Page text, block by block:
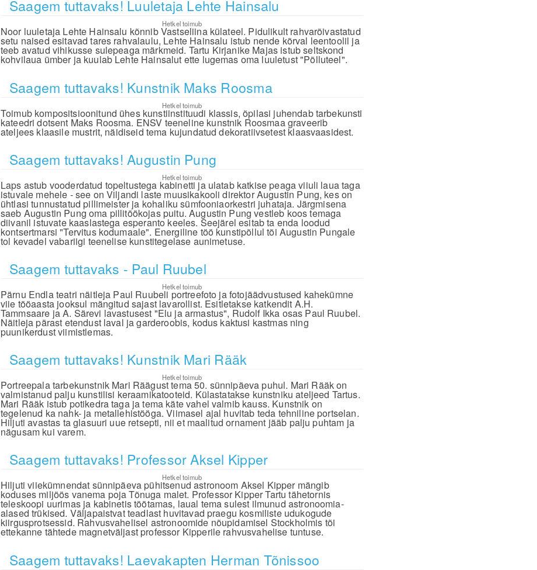
Saagem tuttavaks! Luuletaja Lehte Hainsalu
Hetkel toimub
Noor luuletaja Lehte Hainsalu kõnnib Vastseliina külateel. Pidulikult rahvarõivastatud
setu naised esitavad tares rahvalaulu, Lehte Hainsalu istub nende kõrval leentoolil ja
teeb avatud vihikusse sulepeaga märkmeid. Tartu Kirjanike Majas istub seltskond
kohvilaua ümber ja kuulab Lehte Hainsalut ette lugemas oma luuletust "Põlluteel".
Saagem tuttavaks! Kunstnik Maks Roosma
Hetkel toimub
Toimub kompositsioonitund ühes kunstiinstituudi klassis, õpilasi juhendab tarbekunsti
kateedri dotsent Maks Roosma. ENSV teeneline kunstnik Roosmaa graveerib
ateljees klaasile mustrit, näidiseid tema kujundatud dekoratiivsetest klaasvaasidest.
Saagem tuttavaks! Augustin Pung
Hetkel toimub
Laps astub vooderdatud topeltustega kabinetti ja ulatab katkise peaga viiuli laua taga
istuvale mehele - see on Viljandi laste muusikakooli direktor Augustin Pung, kes on
ühtlasi tunnustatud pillimeister ja kohaliku sümfooniaorkestri juhataja. Järgmisena
saeb Augustin Pung oma pillitöökojas puitu. Augustin Pung vestleb koos temaga
diivanil istuvate kaaslastega esperanto keeles. Seejärel esitab ta enda loodud
kontsertmarsi "Tervitus kodumaale". Energiline töö kunstipõllul tõi Augustin Pungale
tol kevadel vabariigi teenelise kunstitegelase aunimetuse.
Saagem tuttavaks - Paul Ruubel
Hetkel toimub
Pärnu Endla teatri näitleja Paul Ruubeli portreefoto ja fotojäädvustused kahekümne
viie tööaasta jooksul mängitud sajast lavarollist. Esitletakse katkendit A.H.
Tammsaare ja A. Särevi lavastusest "Elu ja armastus", Rudolf Ikka osas Paul Ruubel.
Näitleja pärast etendust laval ja garderoobis, kodus kaktusi kastmas ning
puunikerdust viimistlemas.
Saagem tuttavaks! Kunstnik Mari Rääk
Hetkel toimub
Portreepala tarbekunstnik Mari Räägust tema 50. sünnipäeva puhul. Mari Rääk on
valmistanud palju kunstilisi keraamikatooteid. Külastatakse kunstniku ateljeed Tartus.
Mari Rääk istub potikedra taga ja tema käte vahel valmib kauss. Kunstnik on
tegelenud ka nahk- ja metallehistööga. Viimasel ajal huvitab teda tehniline portselan.
Hiljuti avastas ta glasuuri uue retsepti, nii et maalitud ornament jääb palju puhtam ja
nägusam kui varem.
Saagem tuttavaks! Professor Aksel Kipper
Hetkel toimub
Hiljuti viiekümnendat sünnipäeva pühitsenud astronoom Aksel Kipper mängib
koduses miljöös vanema poja Tõnuga malet. Professor Kipper Tartu tähetornis
teleskoopi uurimas ja kabinetis töötamas, laual tema sulest ilmunud astronoomia-
alased trükised. Väljapaistvat teadlast huvitavad praegu kosmiliste udukogude
kiirgusprotsessid. Rahvusvahelisel astronoomide nõupidamisel Stockholmis tõi
ettekanne tähtede magnetväljast professor Kipperile rahvusvahelise tuntuse.
Saagem tuttavaks! Laevakapten Herman Tõnissoo